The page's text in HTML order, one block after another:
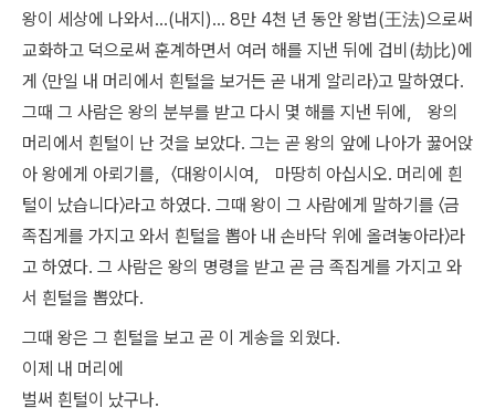
왕이 세상에 나와서…(내지)… 8만 4천 년 동안 왕법(王法)으로써
교화하고 덕으로써 훈계하면서 여러 해를 지낸 뒤에 겁비(劫比)에
게 〈만일 내 머리에서 흰털을 보거든 곧 내게 알리라〉고 말하였다.
그때 그 사람은 왕의 분부를 받고 다시 몇 해를 지낸 뒤에， 왕의
머리에서 흰털이 난 것을 보았다. 그는 곧 왕의 앞에 나아가 꿇어앉
아 왕에게 아뢰기를，〈대왕이시여， 마땅히 아십시오. 머리에 흰
털이 났습니다〉라고 하였다. 그때 왕이 그 사람에게 말하기를 〈금
족집게를 가지고 와서 흰털을 뽑아 내 손바닥 위에 올려놓아라〉라
고 하였다. 그 사람은 왕의 명령을 받고 곧 금 족집게를 가지고 와
서 흰털을 뽑았다.
그때 왕은 그 흰털을 보고 곧 이 게송을 외웠다.
이제 내 머리에
벌써 흰털이 났구나.